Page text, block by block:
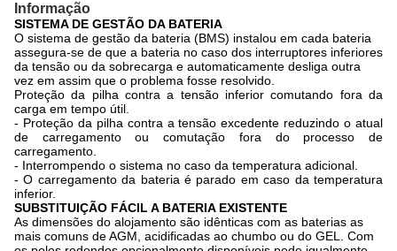
Informação
SISTEMA DE GESTÃO DA BATERIA
O sistema de gestão da bateria (BMS) instalou em cada bateria
assegura-se de que a bateria no caso dos interruptores inferiores
da tensão ou da sobrecarga e automaticamente desliga outra
vez em assim que o problema fosse resolvido.
Proteção da pilha contra a tensão inferior comutando fora da
carga em tempo útil.
- Proteção da pilha contra a tensão excedente reduzindo o atual
de carregamento ou comutação fora do processo de
carregamento.
- Interrompendo o sistema no caso da temperatura adicional.
- O carregamento da bateria é parado em caso da temperatura
inferior.
SUBSTITUIÇÃO FÁCIL A BATERIA EXISTENTE
As dimensões do alojamento são idênticas com as baterias as
mais comuns de AGM, acidificadas ao chumbo ou do GEL. Com